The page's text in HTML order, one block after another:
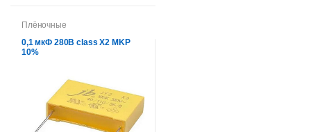
Плёночные
0,1 мкФ 280В сlass X2 MKP
10%